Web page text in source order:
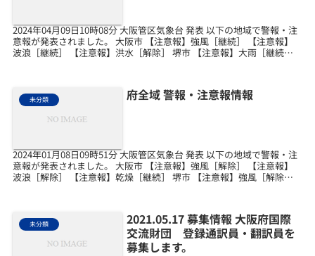
2024年04月09日10時08分 大阪管区気象台 発表 以下の地域で警報・注
意報が発表されました。 大阪市 【注意報】強風［継続］ 【注意報】
波浪［継続］ 【注意報】洪水［解除］ 堺市 【注意報】大雨［継続］
未分類 府全域 警報・注意報情報
2024年01月08日09時51分 大阪管区気象台 発表 以下の地域で警報・注
意報が発表されました。 大阪市 【注意報】強風［解除］ 【注意報】
波浪［解除］ 【注意報】乾燥［継続］ 堺市 【注意報】強風［解除］
未分類
2021.05.17 募集情報 大阪府国際
交流財団 登録通訳員・翻訳員を
募集します。